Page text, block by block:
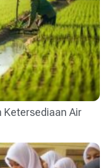
Ketersediaan Air